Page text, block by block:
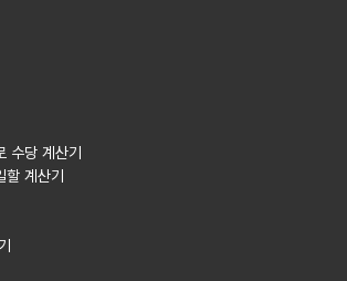
수당 계산기
할 계산기